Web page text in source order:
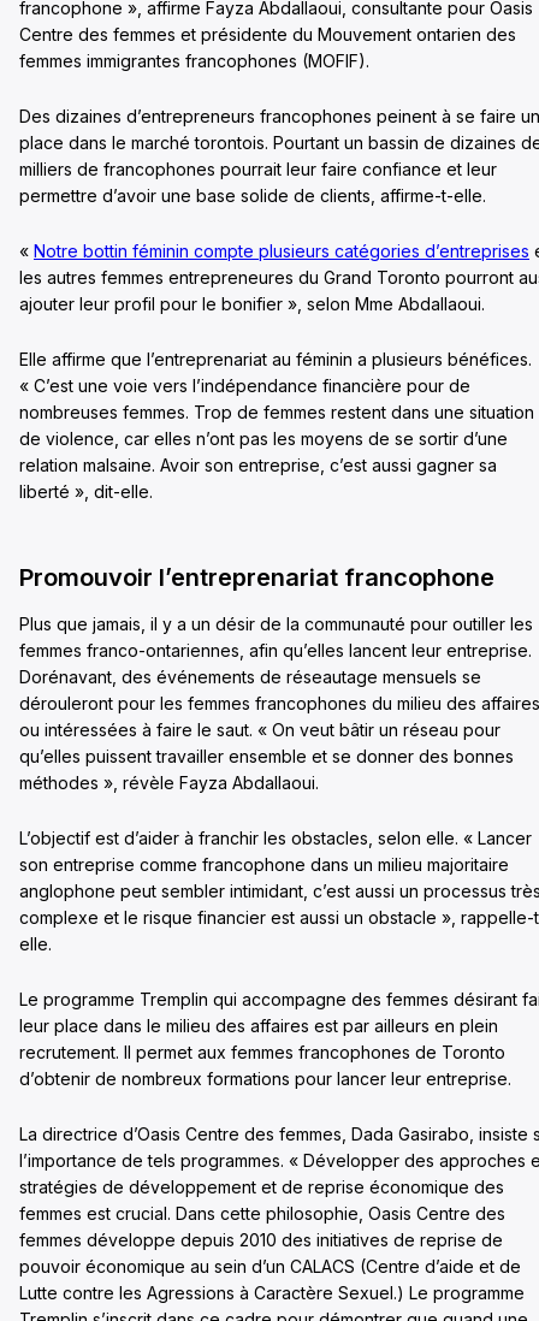
francophone », affirme Fayza Abdallaoui, consultante pour Oasis
Centre des femmes et présidente du Mouvement ontarien des
femmes immigrantes francophones (MOFIF).
Des dizaines d’entrepreneurs francophones peinent à se faire
place dans le marché torontois. Pourtant un bassin de dizaines
milliers de francophones pourrait leur faire confiance et leur
permettre d’avoir une base solide de clients, affirme-t-elle.
« Notre bottin féminin compte plusieurs catégories d’entreprises
les autres femmes entrepreneures du Grand Toronto pourront
ajouter leur profil pour le bonifier », selon Mme Abdallaoui.
Elle affirme que l’entreprenariat au féminin a plusieurs bénéfices.
« C’est une voie vers l’indépendance financière pour de
nombreuses femmes. Trop de femmes restent dans une situation
de violence, car elles n’ont pas les moyens de se sortir d’une
relation malsaine. Avoir son entreprise, c’est aussi gagner sa
liberté », dit-elle.
Promouvoir l’entreprenariat francophone
Plus que jamais, il y a un désir de la communauté pour outiller les
femmes franco-ontariennes, afin qu’elles lancent leur entreprise.
Dorénavant, des événements de réseautage mensuels se
dérouleront pour les femmes francophones du milieu des affaires
ou intéressées à faire le saut. « On veut bâtir un réseau pour
qu’elles puissent travailler ensemble et se donner des bonnes
méthodes », révèle Fayza Abdallaoui.
L’objectif est d’aider à franchir les obstacles, selon elle. « Lancer
son entreprise comme francophone dans un milieu majoritaire
anglophone peut sembler intimidant, c’est aussi un processus
complexe et le risque financier est aussi un obstacle », rappelle-
elle.
Le programme Tremplin qui accompagne des femmes désirant
leur place dans le milieu des affaires est par ailleurs en plein
recrutement. Il permet aux femmes francophones de Toronto
d’obtenir de nombreux formations pour lancer leur entreprise.
La directrice d’Oasis Centre des femmes, Dada Gasirabo, insiste
l’importance de tels programmes. « Développer des approches
stratégies de développement et de reprise économique des
femmes est crucial. Dans cette philosophie, Oasis Centre des
femmes développe depuis 2010 des initiatives de reprise de
pouvoir économique au sein d’un CALACS (Centre d’aide et de
Lutte contre les Agressions à Caractère Sexuel.) Le programme